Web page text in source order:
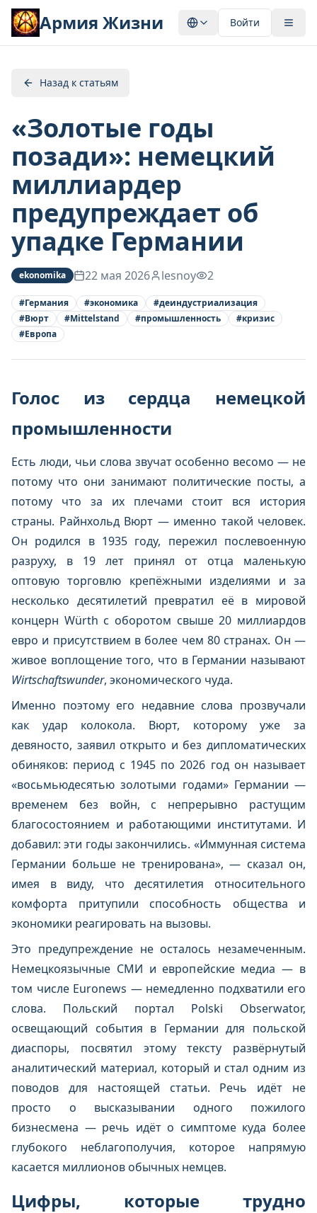
Армия Жизни Войти
Назад к статьям
«Золотые годы
позади»: немецкий
миллиардер
предупреждает об
упадке Германии
ekonomika 22 мая 2026 lesnoy 2
#Германия #экономика #деиндустриализация
#Вюрт #Mittelstand #промышленность #кризис
#Европа
Голос из сердца немецкой
промышленности
Есть люди, чьи слова звучат особенно весомо — не
потому что они занимают политические посты, а
потому что за их плечами стоит вся история
страны. Райнхольд Вюрт — именно такой человек.
Он родился в 1935 году, пережил послевоенную
разруху, в 19 лет принял от отца маленькую
оптовую торговлю крепёжными изделиями и за
несколько десятилетий превратил её в мировой
концерн Würth с оборотом свыше 20 миллиардов
евро и присутствием в более чем 80 странах. Он —
живое воплощение того, что в Германии называют
Wirtschaftswunder, экономического чуда.
Именно поэтому его недавние слова прозвучали
как удар колокола. Вюрт, которому уже за
девяносто, заявил открыто и без дипломатических
обиняков: период с 1945 по 2026 год он называет
«восьмьюдесятью золотыми годами» Германии —
временем без войн, с непрерывно растущим
благосостоянием и работающими институтами. И
добавил: эти годы закончились. «Иммунная система
Германии больше не тренирована», — сказал он,
имея в виду, что десятилетия относительного
комфорта притупили способность общества и
экономики реагировать на вызовы.
Это предупреждение не осталось незамеченным.
Немецкоязычные СМИ и европейские медиа — в
том числе Euronews — немедленно подхватили его
слова. Польский портал Polski Obserwator,
освещающий события в Германии для польской
диаспоры, посвятил этому тексту развёрнутый
аналитический материал, который и стал одним из
поводов для настоящей статьи. Речь идёт не
просто о высказывании одного пожилого
бизнесмена — речь идёт о симптоме куда более
глубокого неблагополучия, которое напрямую
касается миллионов обычных немцев.
Цифры, которые трудно